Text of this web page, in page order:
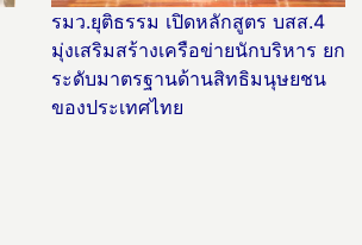
รมว.ยุติธรรม เปิดหลักสูตร บสส.4
มุ่งเสริมสร้างเครือข่ายนักบริหาร ยก
ระดับมาตรฐานด้านสิทธิมนุษยชน
ของประเทศไทย